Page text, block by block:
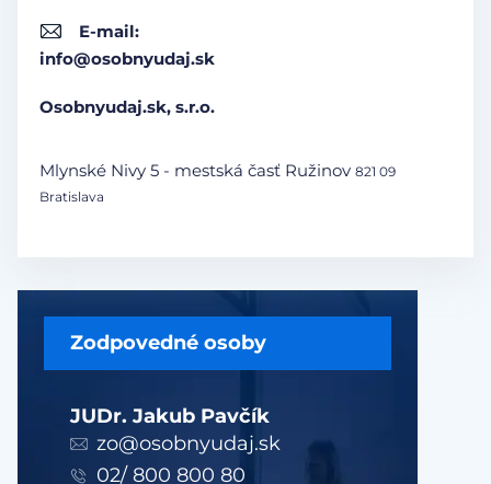
Zodpovedné osoby
JUDr. Jakub Pavčík
zo@osobnyudaj.sk
02/ 800 800 80
E-mail:
info@osobnyudaj.sk
Osobnyudaj.sk, s.r.o.
Mlynské Nivy 5 - mestská časť Ružinov 821 09
Bratislava